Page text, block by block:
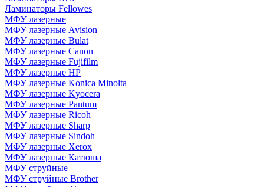
Ламинаторы Fellowes
МФУ лазерные
МФУ лазерные Avision
МФУ лазерные Bulat
МФУ лазерные Canon
МФУ лазерные Fujifilm
МФУ лазерные HP
МФУ лазерные Konica Minolta
МФУ лазерные Kyocera
МФУ лазерные Pantum
МФУ лазерные Ricoh
МФУ лазерные Sharp
МФУ лазерные Sindoh
МФУ лазерные Xerox
МФУ лазерные Катюша
МФУ струйные
МФУ струйные Brother